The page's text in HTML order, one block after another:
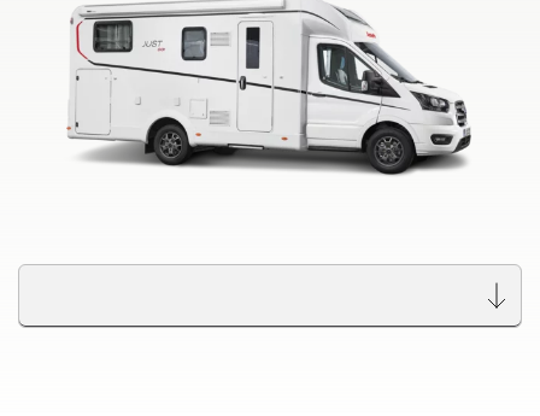
ALPA
Integriert & Alkoven
Dethleffs Händlersuche